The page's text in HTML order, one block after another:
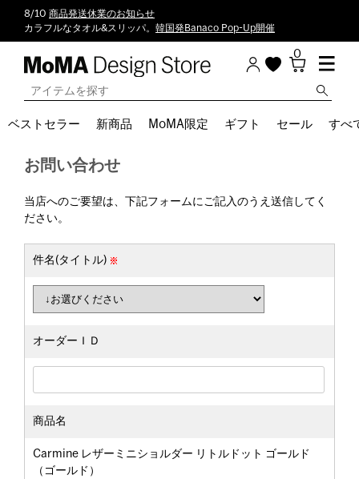
8/10 商品発送休業のお知らせ
カラフルなタオル&スリッパ。 韓国発Banaco Pop-Up開催
0
ベストセラー 新商品 MoMA限定 ギフト セール すべ
お問い合わせ
当店へのご要望は、下記フォームにご記入のうえ送信してく
ださい。
件名(タイトル)
オーダーＩＤ
商品名
Carmine レザーミニショルダー リトルドット ゴールド
（ゴールド）